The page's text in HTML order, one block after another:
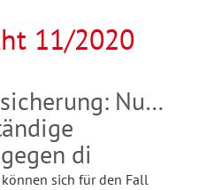
11/2020
Nur
di
sich für den Fall